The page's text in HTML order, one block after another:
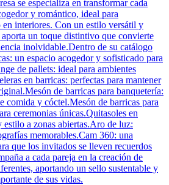
se especializa en transformar cada
y romántico, ideal para
interiores. Con un estilo versátil y
un toque distintivo que convierte
inolvidable.Dentro de su catálogo
un espacio acogedor y sofisticado para
de pallets: ideal para ambientes
en barricas: perfectas para mantener
de barricas para banquetería:
comida y cóctel.Mesón de barricas para
ceremonias únicas.Quitasoles en
estilo a zonas abiertas.Aro de luz:
memorables.Cam 360: una
que los invitados se lleven recuerdos
a cada pareja en la creación de
aportando un sello sustentable y
de sus vidas.